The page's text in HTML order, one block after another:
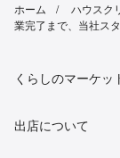
ホーム ハウスク
業完了まで、当社ス
くらしのマーケッ
出店について